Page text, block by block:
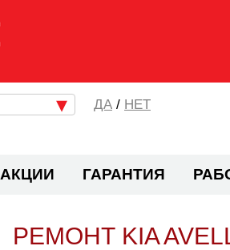
/ НЕТ
АКЦИИ ГАРАНТИЯ
РЕМОНТ KIA